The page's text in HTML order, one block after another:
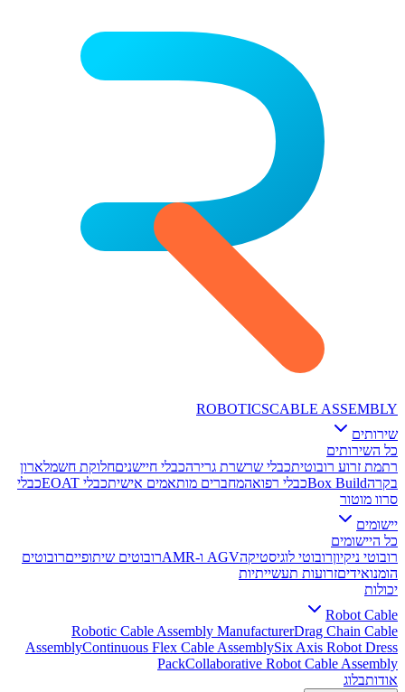
ROBOTICSCABLE ASSEMBLY
שירותים
כל השירותים
רתמת זרוע רובוטיתכבלי שרשרת גרירהכבלי חיישניםחלוקת חשמלארון
בקרהBox Buildכבלי רפואהמחברים מותאמים אישיתכבלי EOAT
כבלי
סרוו מוטור
יישומים
כל היישומים
רובוטי ניקיוןרובוטי לוגיסטיקהAGV ו-AMR רובוטים שיתופייםרובוטים
הומנואידיםזרועות תעשייתיות
יכולות
Robot Cable
Robotic Cable Assembly ManufacturerDrag Chain Cable
AssemblyContinuous Flex Cable AssemblySix Axis Robot Dress
PackCollaborative Robot Cable Assembly
אודותבלוג